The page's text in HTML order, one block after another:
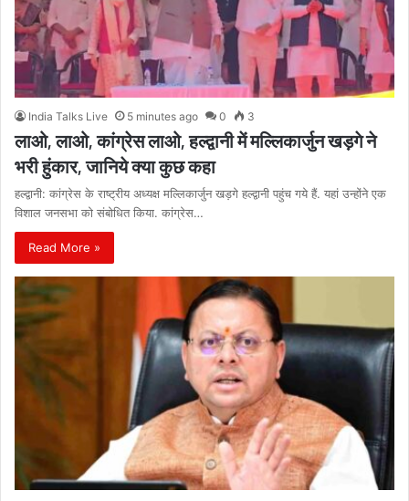
India Talks Live 5 minutes ago 0 3
लाओ, लाओ, कांग्रेस लाओ, हल्द्वानी में मल्लिकार्जुन खड़गे ने
भरी हुंकार, जानिये क्या कुछ कहा
हल्द्वानी: कांग्रेस के राष्ट्रीय अध्यक्ष मल्लिकार्जुन खड़गे हल्द्वानी पहुंच गये हैं. यहां उन्होंने एक
विशाल जनसभा को संबोधित किया. कांग्रेस…
Read More »